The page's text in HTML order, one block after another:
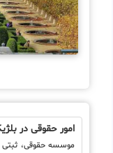
امور حقوقی در
موسسه حقوقی، ثبتی